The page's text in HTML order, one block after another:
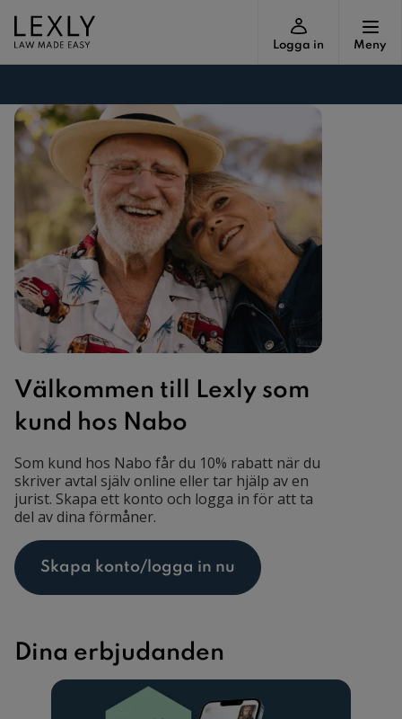
Logga in Meny
Välkommen till Lexly som
kund hos Nabo
Som kund hos Nabo får du 10% rabatt när du
skriver avtal själv online eller tar hjälp av en
jurist. Skapa ett konto och logga in för att ta
del av dina förmåner.
Skapa konto/logga in nu
Dina erbjudanden